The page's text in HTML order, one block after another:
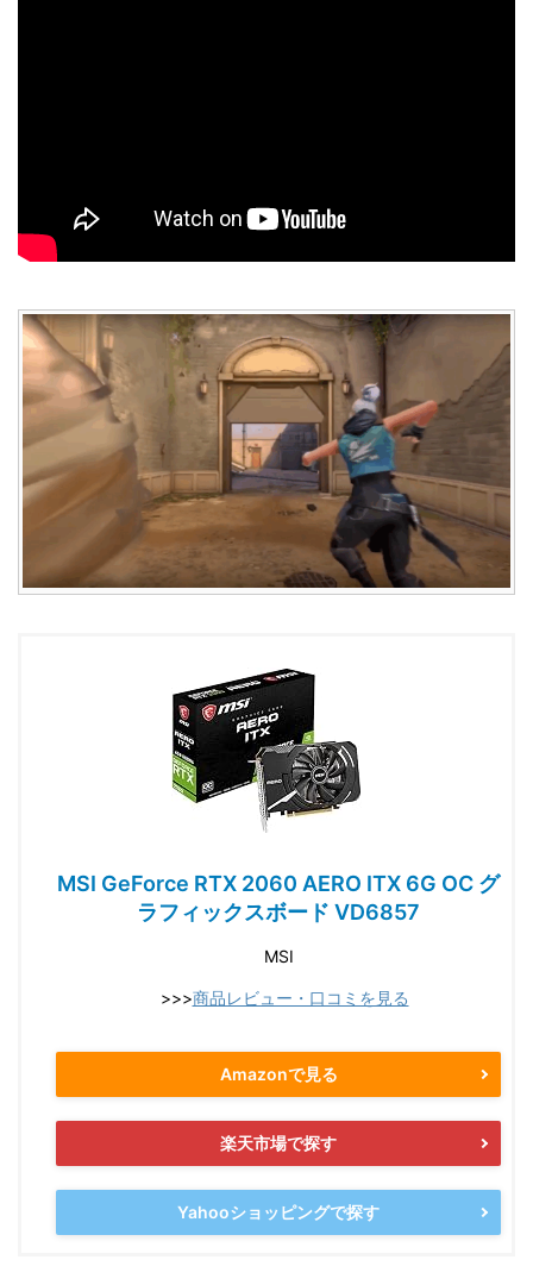
MSI GeForce RTX 2060 AERO ITX 6G OC グ
ラフィックスボード VD6857
MSI
>>>商品レビュー・口コミを見る
Amazonで見る
楽天市場で探す
Yahooショッピングで探す